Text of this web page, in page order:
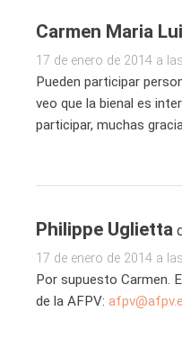
Carmen Maria
17 de enero de 2014 a
Pueden participar
veo que la bienal es
participar, muchas
Philippe Uglietta
17 de enero de 2014 a
Por supuesto Carmen.
de la AFPV: